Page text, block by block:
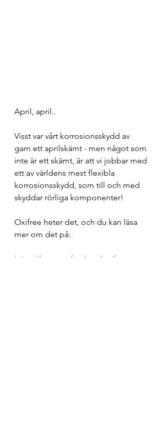
April, april..
Visst var vårt korrosionsskydd av
garn ett aprilskämt - men något som
inte är ett skämt, är att vi jobbar med
ett av världens mest flexibla
korrosionsskydd, som till och med
skyddar rörliga komponenter!
Oxifree heter det, och du kan läsa
mer om det på:
https://www.surftech.se/oxifree-